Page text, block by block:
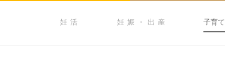
妊活 妊娠・出産 子育て